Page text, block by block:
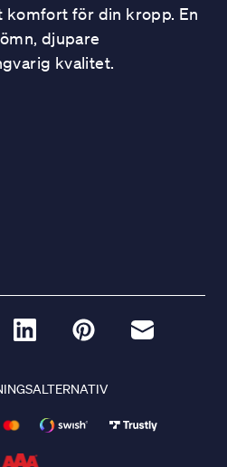
komfort för din kropp. En
djupare
kvalitet.